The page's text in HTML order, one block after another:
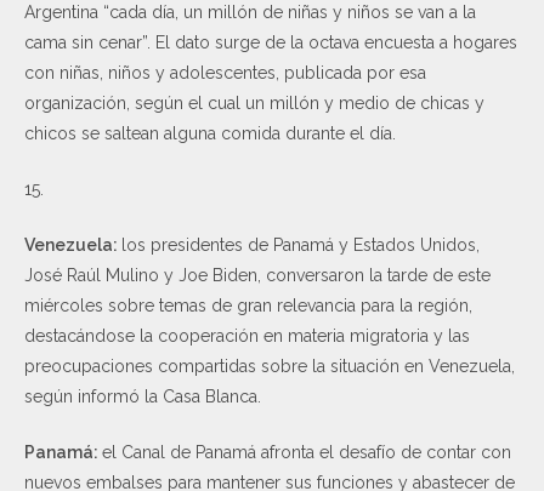
Argentina “cada día, un millón de niñas y niños se van a la
cama sin cenar”. El dato surge de la octava encuesta a hogares
con niñas, niños y adolescentes, publicada por esa
organización, según el cual un millón y medio de chicas y
chicos se saltean alguna comida durante el día.
15.
Venezuela: los presidentes de Panamá y Estados Unidos,
José Raúl Mulino y Joe Biden, conversaron la tarde de este
miércoles sobre temas de gran relevancia para la región,
destacándose la cooperación en materia migratoria y las
preocupaciones compartidas sobre la situación en Venezuela,
según informó la Casa Blanca.
Panamá: el Canal de Panamá afronta el desafío de contar con
nuevos embalses para mantener sus funciones y abastecer de